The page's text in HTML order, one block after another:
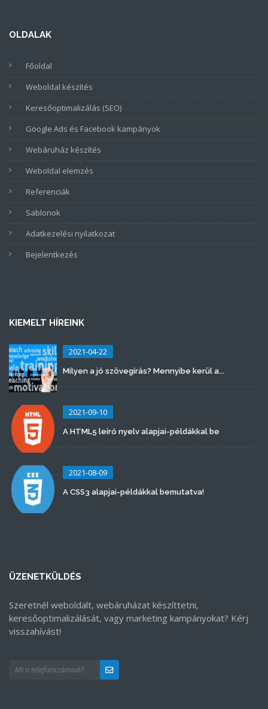
OLDALAK
Főoldal
Weboldal készítés
Keresőoptimalizálás (SEO)
Google Ads és Facebook kampányok
Webáruház készítés
Weboldal elemzés
Referenciák
Sablonok
Adatkezelési nyilatkozat
Bejelentkezés
KIEMELT HÍREINK
2021-04-22
Milyen a jó szövegírás? Mennyibe kerül a...
2021-09-10
A HTML5 leíró nyelv alapjai-példákkal be
2021-08-09
A CSS3 alapjai-példákkal bemutatva!
ÜZENETKÜLDÉS
Szeretnél weboldalt, webáruházat készíttetni,
keresőoptimalizálását, vagy marketing kampányokat? Kérj
visszahívást!